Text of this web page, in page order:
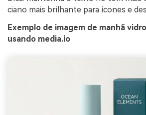
ciano mais brilhante para ícones e
Exemplo de imagem de manhã
usando media.io